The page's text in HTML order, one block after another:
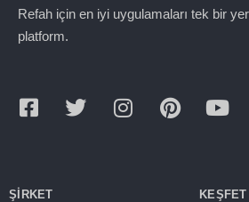
Refah için en iyi uygulamaları tek bir
platform.
ŞIRKET KEŞFET